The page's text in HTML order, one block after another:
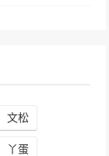
文松
丫蛋